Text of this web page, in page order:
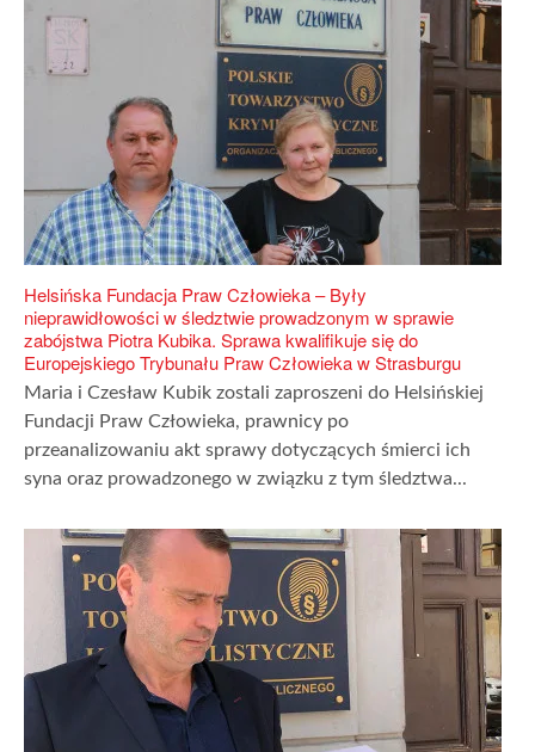
Helsińska Fundacja Praw Człowieka – Były
nieprawidłowości w śledztwie prowadzonym w sprawie
zabójstwa Piotra Kubika. Sprawa kwalifikuje się do
Europejskiego Trybunału Praw Człowieka w Strasburgu
Maria i Czesław Kubik zostali zaproszeni do Helsińskiej
Fundacji Praw Człowieka, prawnicy po
przeanalizowaniu akt sprawy dotyczących śmierci ich
syna oraz prowadzonego w związku z tym śledztwa...